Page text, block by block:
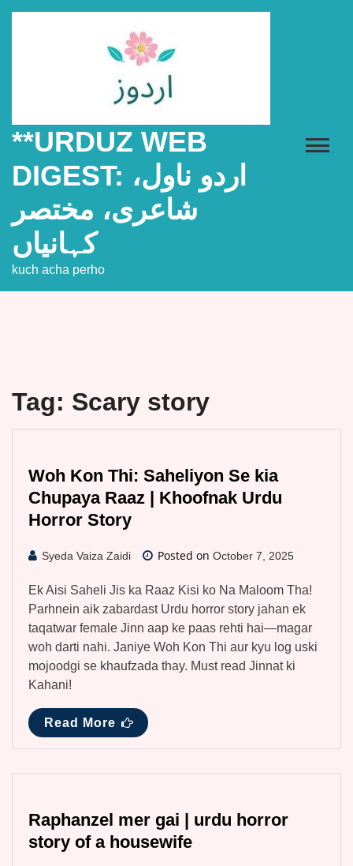
**URDUZ WEB
DIGEST: اردو ناول،
شاعری، مختصر
کہانیاں
kuch acha perho
Tag: Scary story
Woh Kon Thi: Saheliyon Se kia
Chupaya Raaz | Khoofnak Urdu
Horror Story
Syeda Vaiza Zaidi Posted on October 7, 2025
Ek Aisi Saheli Jis ka Raaz Kisi ko Na Maloom Tha!
Parhnein aik zabardast Urdu horror story jahan ek
taqatwar female Jinn aap ke paas rehti hai—magar
woh darti nahi. Janiye Woh Kon Thi aur kyu log uski
mojoodgi se khaufzada thay. Must read Jinnat ki
Kahani!
Read More
Raphanzel mer gai | urdu horror
story of a housewife